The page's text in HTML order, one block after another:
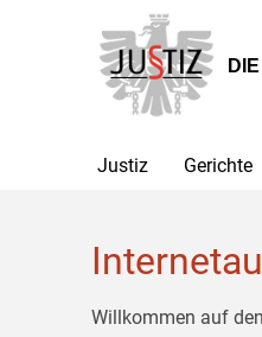
Hauptnavigation
[1]
Inhalt
[2]
Justiz Gerichte
Willkommen auf